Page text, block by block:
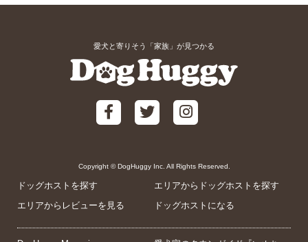
愛犬と寄りそう「家族」が見つかる
Copyright © DogHuggy Inc. All Rights Reserved.
ドッグホストを探す
エリアからドッグホストを探す
エリアからレビューを見る
ドッグホストになる